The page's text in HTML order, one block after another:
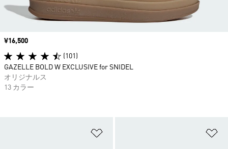
価格
¥16,500
(101)
GAZELLE BOLD W EXCLUSIVE for SNIDEL
オリジナルス
13 カラー